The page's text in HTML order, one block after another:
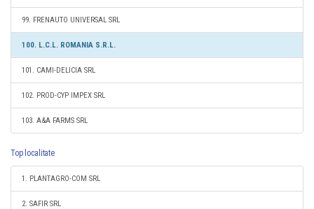
99. FRENAUTO UNIVERSAL SRL
100. L.C.L. ROMANIA S.R.L.
101. CAMI-DELICIA SRL
102. PROD-CYP IMPEX SRL
103. A&A FARMS SRL
Top localitate
1. PLANTAGRO-COM SRL
2. SAFIR SRL